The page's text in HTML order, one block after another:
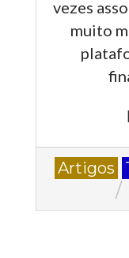
vezes
muito
2023-
10-
Artigos